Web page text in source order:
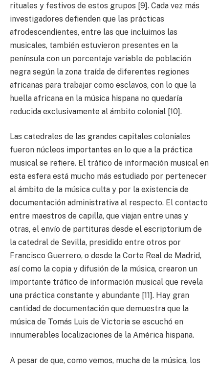
rituales y festivos de estos grupos [9]. Cada vez más
investigadores defienden que las prácticas
afrodescendientes, entre las que incluimos las
musicales, también estuvieron presentes en la
península con un porcentaje variable de población
negra según la zona traída de diferentes regiones
africanas para trabajar como esclavos, con lo que la
huella africana en la música hispana no quedaría
reducida exclusivamente al ámbito colonial [10].
Las catedrales de las grandes capitales coloniales
fueron núcleos importantes en lo que a la práctica
musical se refiere. El tráfico de información musical en
esta esfera está mucho más estudiado por pertenecer
al ámbito de la música culta y por la existencia de
documentación administrativa al respecto. El contacto
entre maestros de capilla, que viajan entre unas y
otras, el envío de partituras desde el escriptorium de
la catedral de Sevilla, presidido entre otros por
Francisco Guerrero, o desde la Corte Real de Madrid,
así como la copia y difusión de la música, crearon un
importante tráfico de información musical que revela
una práctica constante y abundante [11]. Hay gran
cantidad de documentación que demuestra que la
música de Tomás Luis de Victoria se escuchó en
innumerables localizaciones de la América hispana.
A pesar de que, como vemos, mucha de la música, los